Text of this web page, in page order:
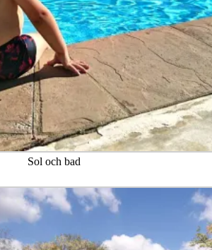
Sol och bad